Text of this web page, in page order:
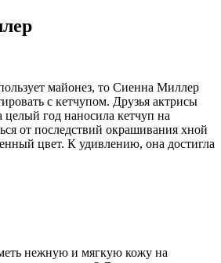
майонез, то Сиенна Миллер
с кетчупом. Друзья актрисы
целый год наносила кетчуп на
от последствий окрашивания хной
цвет. К удивлению, она достигла
нежную и мягкую кожу на